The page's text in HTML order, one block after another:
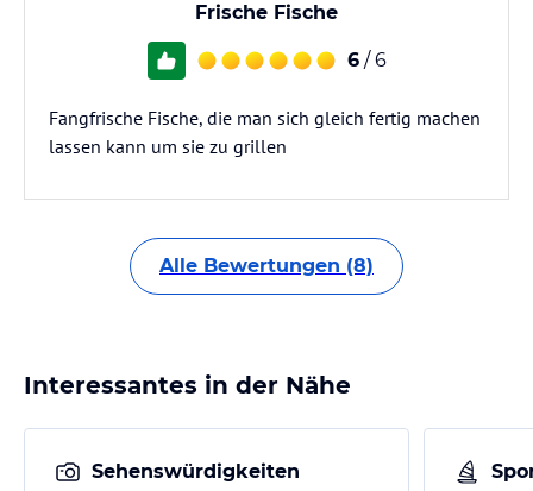
Frische Fische
6 / 6
Fangfrische Fische, die man sich gleich fertig machen
lassen kann um sie zu grillen
Alle Bewertungen (8)
Interessantes in der Nähe
Sehenswürdigkeiten